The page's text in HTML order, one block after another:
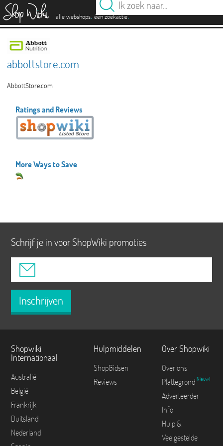
alle webshops. één zoekactie.
abbottstore.com
AbbottStore.com
Ratings and Reviews
More Ways to Save
Schrijf je in voor ShopWiki promoties
Inschrijven
Shopwiki
Internationaal
Australië
België
Frankrijk
Duitsland
Nederland
Hulpmiddelen
ShopGidsen
Reviews
Over Shopwiki
Over ons
Plattegrond Nieuw!
Adverteerder
Info
Hulp &
Veelgestelde